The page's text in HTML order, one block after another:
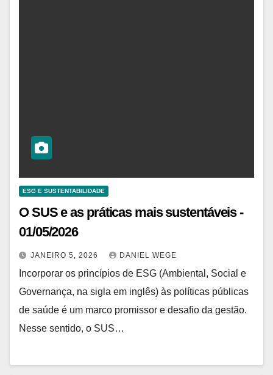
ESG E SUSTENTABILIDADE
O SUS e as práticas mais sustentáveis ​​-
01/05/2026
JANEIRO 5, 2026 DANIEL WEGE
Incorporar os princípios de ESG (Ambiental, Social e
Governança, na sigla em inglês) às políticas públicas
de saúde é um marco promissor e desafio da gestão.
Nesse sentido, o SUS…